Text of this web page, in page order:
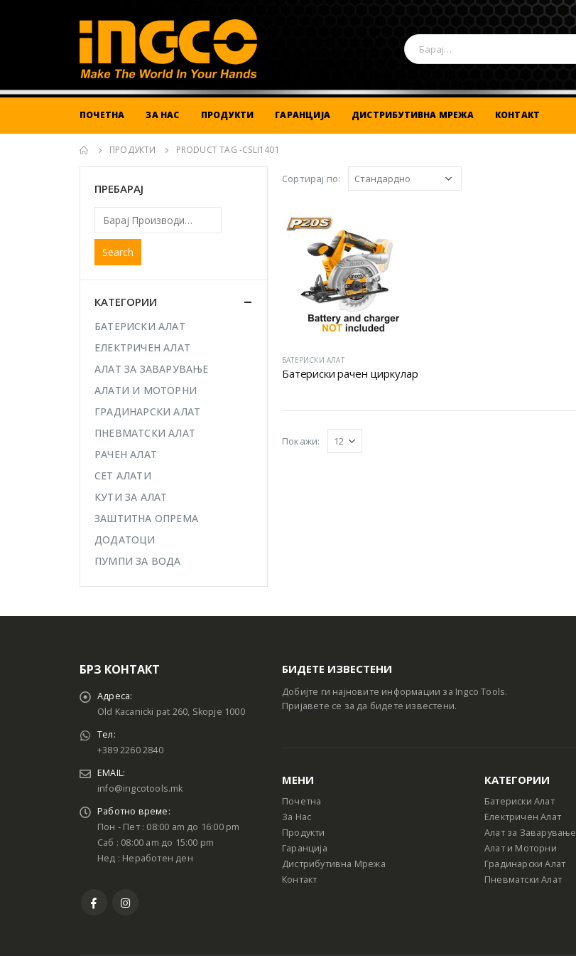
ПОЧЕТНА ЗА НАС ПРОДУКТИ ГАРАНЦИЈА ДИСТРИБУТИВНА МРЕЖА КОНТАКТ
ПРОДУКТИ PRODUCT TAG -CSLI1401
Сортирај по:
БАТЕРИСКИ АЛАТ
Батериски рачен циркулар
Покажи:
ПРЕБАРАЈ
Search
КАТЕГОРИИ
БАТЕРИСКИ АЛАТ
ЕЛЕКТРИЧЕН АЛАТ
АЛАТ ЗА ЗАВАРУВАЊЕ
АЛАТИ И МОТОРНИ
ГРАДИНАРСКИ АЛАТ
ПНЕВМАТСКИ АЛАТ
РАЧЕН АЛАТ
СЕТ АЛАТИ
КУТИ ЗА АЛАТ
ЗАШТИТНА ОПРЕМА
ДОДАТОЦИ
ПУМПИ ЗА ВОДА
БРЗ КОНТАКТ
Адреса:
Old Kacanicki pat 260, Skopje 1000
Тел:
+389 2260 2840
EMAIL:
info@ingcotools.mk
Работно време:
Пон - Пет : 08:00 am до 16:00 pm
Саб : 08:00 am до 15:00 pm
Нед : Неработен ден
БИДЕТЕ ИЗВЕСТЕНИ
Добијте ги најновите информации за Ingco Tools.
Пријавете се за да бидете известени.
МЕНИ
Почетна
За Нас
Продукти
Гаранција
Дистрибутивна Мрежа
Контакт
КАТЕГОРИИ
Батериски Алат
Електричен Алат
Алат за Заварување
Алат и Моторни
Градинарски Алат
Пневматски Алат